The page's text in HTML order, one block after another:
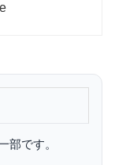
部です。